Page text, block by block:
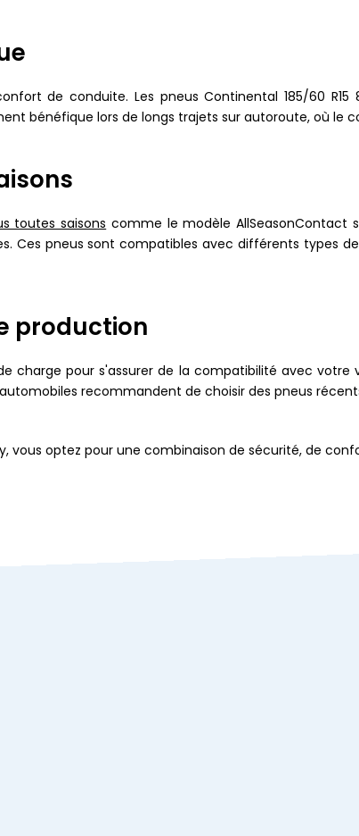
de conduite. Les pneus Continental 185/60
bénéfique lors de longs trajets sur autoroute, où le
toutes saisons comme le modèle
Ces pneus sont compatibles avec différents types
production
charge pour s'assurer de la compatibilité avec
recommandent de choisir des pneus
vous optez pour une combinaison de sécurité, de